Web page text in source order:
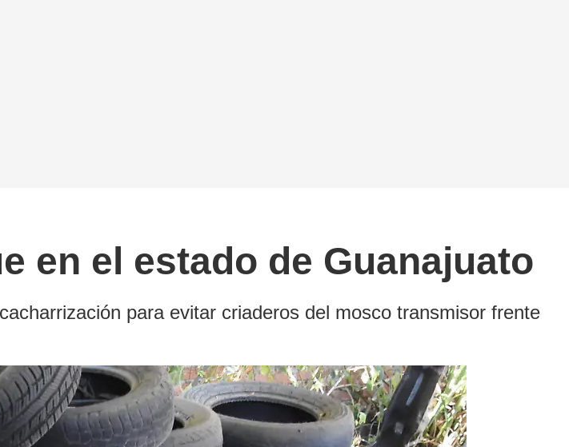
en el estado de Guanajuato
para evitar criaderos del mosco transmisor frente